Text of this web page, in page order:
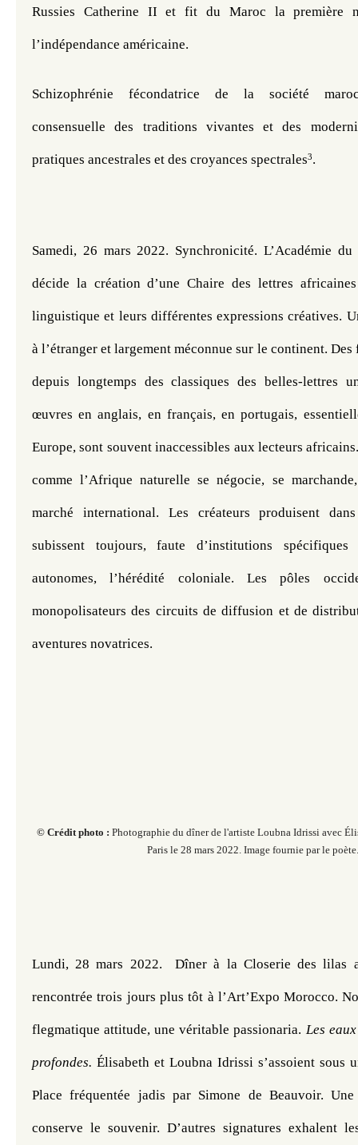
Russies Catherine II et fit du Maroc la première
l’indépendance américaine.
Schizophrénie fécondatrice de la société
consensuelle des traditions vivantes et des
pratiques ancestrales et des croyances spectrales3.
Samedi, 26 mars 2022. Synchronicité. L’Académie
décide la création d’une Chaire des lettres
linguistique et leurs différentes expressions créatives.
à l’étranger et largement méconnue sur le continent.
depuis longtemps des classiques des belles-lettres
œuvres en anglais, en français, en portugais,
Europe, sont souvent inaccessibles aux lecteurs
comme l’Afrique naturelle se négocie, se
marché international. Les créateurs produisent
subissent toujours, faute d’institutions spécifiques
autonomes, l’hérédité coloniale. Les pôles
monopolisateurs des circuits de diffusion et de
aventures novatrices.
© Crédit photo : Photographie du dîner de l'artiste Loubna Idrissi avec
Paris le 28 mars 2022. Image fournie par le
Lundi, 28 mars 2022.  Dîner à la Closerie des lilas
rencontrée trois jours plus tôt à l’Art’Expo Morocco.
flegmatique attitude, une véritable passionaria. Les
profondes. Élisabeth et Loubna Idrissi s’assoient sous
Place fréquentée jadis par Simone de Beauvoir.
conserve le souvenir. D’autres signatures exhalent